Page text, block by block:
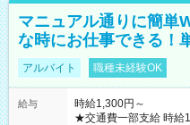
マニュアル通りに簡単
な時にお仕事できる！
アルバイト 職種未経験OK
給与
時給1,300円～
★交通費一部支給 時給1,300円～ ※試験・役割により手当あり